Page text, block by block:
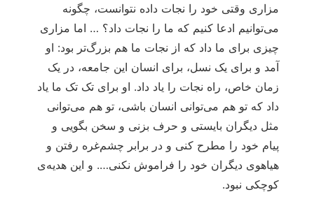
مزاری وقتی خود را نجات داده نتوانست، چگونه
می‌‏توانیم ادعا کنیم که ما را نجات داد؟ … اما مزاری
چیزی برای ما داد که از نجات ما هم بزرگ‌‏تر بود: او
آمد و برای یک نسل، برای انسان این جامعه، در یک
زمان خاص، راه نجات را یاد داد. او برای تک تک ما یاد
داد که تو هم می‌‏توانی انسان باشی، تو هم می‌‏توانی
مثل دیگران بایستی و حرف بزنی و سخن بگویی و
پیام خود را مطرح کنی و در برابر چشم‏‌غره رفتن و
هیاهوی دیگران خود را فراموش نکنی…. و این هدیه‌ی
کوچکی نبود.